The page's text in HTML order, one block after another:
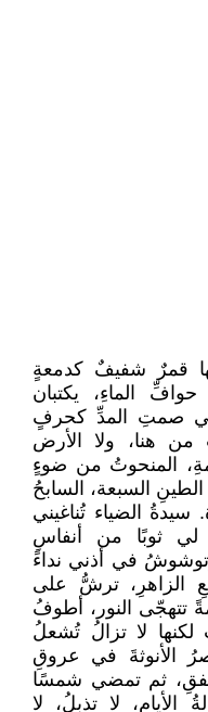
قمرٌ شفيفٌ كدمعةٍ
الماءِ، يكتبان
في صمتِ المدِّ كحرفٍ
هنا، ولا الأرض
المنحوتُ من ضوءٍ
السبعة، السابحُ
الضياء تُناغيني
لي ثوبًا من أنفاسِ
في أذني نداءً
الزاهرِ، ترشُّ على
تتهجّى النور، أطوفُ
لكنها لا تزالُ تُشعلُ
الأنوثةَ في عروقِ
ثم تمضي شمسًا
لا تذبلُ، لا